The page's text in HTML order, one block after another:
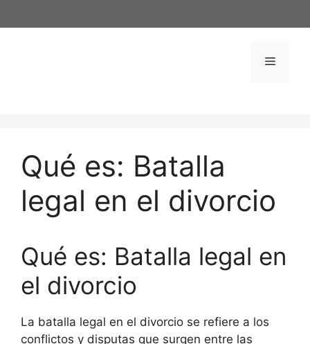
al
Menú
Qué es: Batalla
legal en el divorcio
Qué es: Batalla legal en
el divorcio
La batalla legal en el divorcio se refiere a los
conflictos y disputas que surgen entre las